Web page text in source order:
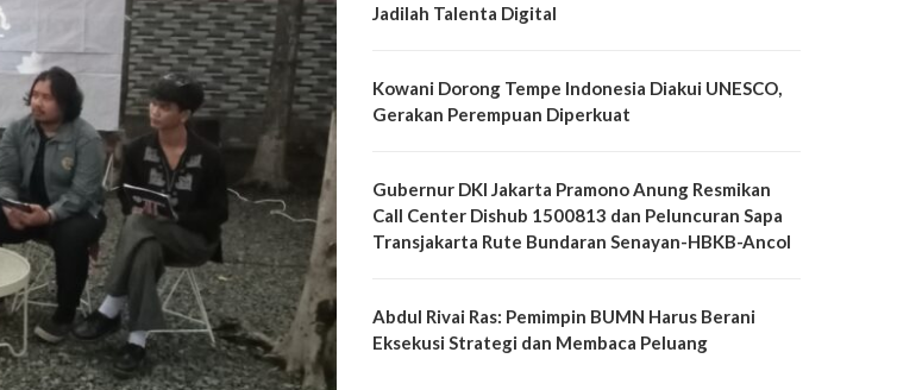
Jadilah Talenta Digital
Kowani Dorong Tempe Indonesia Diakui UNESCO,
Gerakan Perempuan Diperkuat
Gubernur DKI Jakarta Pramono Anung Resmikan
Call Center Dishub 1500813 dan Peluncuran Sapa
Transjakarta Rute Bundaran Senayan-HBKB-Ancol
Abdul Rivai Ras: Pemimpin BUMN Harus Berani
Eksekusi Strategi dan Membaca Peluang